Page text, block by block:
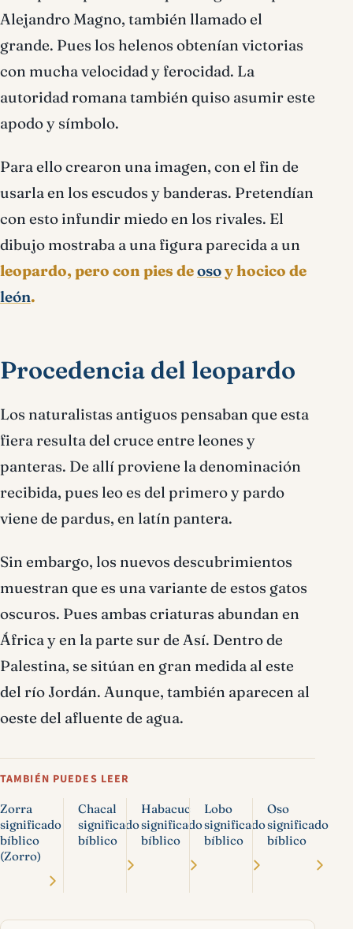
Alejandro Magno, también llamado el
grande. Pues los helenos obtenían victorias
con mucha velocidad y ferocidad. La
autoridad romana también quiso asumir este
apodo y símbolo.
Para ello crearon una imagen, con el fin de
usarla en los escudos y banderas. Pretendían
con esto infundir miedo en los rivales. El
dibujo mostraba a una figura parecida a un
leopardo, pero con pies deosoy hocico de
león.
Procedencia del leopardo
Los naturalistas antiguos pensaban que esta
fiera resulta del cruce entre leones y
panteras. De allí proviene la denominación
recibida, pues leo es del primero y pardo
viene de pardus, en latín pantera.
Sin embargo, los nuevos descubrimientos
muestran que es una variante de estos gatos
oscuros. Pues ambas criaturas abundan en
África y en la parte sur de Así. Dentro de
Palestina, se sitúan en gran medida al este
del río Jordán. Aunque, también aparecen al
oeste del afluente de agua.
TAMBIÉN PUEDES LEER
Zorra
significado
bíblico
(Zorro)
Chacal
significado
bíblico
Habacuc
significado
bíblico
Lobo
significado
bíblico
Oso
significado
bíblico